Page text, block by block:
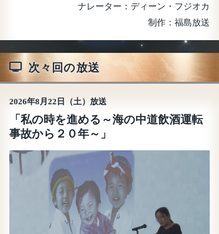
ナレーター：ディーン・フジオカ
福島放送
次々回の放送
2026年8月22日（土）放送
「私の時を進める～海の中道飲酒運転
事故から２０年～」